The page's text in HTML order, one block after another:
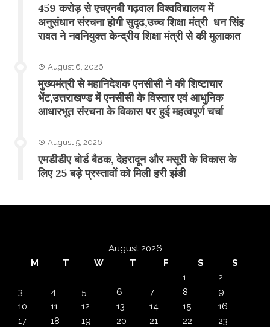
459 करोड़ से एचएनबी गढ़वाल विश्वविद्यालय में
अनुसंधान संरचना होगी सुदृढ,उच्च शिक्षा मंत्री धन सिंह
रावत ने नवनियुक्त केन्द्रीय शिक्षा मंत्री से की मुलाकात
August 6, 2026
मुख्यमंत्री से महानिदेशक एनसीसी ने की शिष्टाचार
भेंट,उत्तराखण्ड में एनसीसी के विस्तार एवं आधुनिक
आधारभूत संरचना के विकास पर हुई महत्वपूर्ण चर्चा
August 5, 2026
एमडीडीए बोर्ड बैठक, देहरादून और मसूरी के विकास के
लिए 25 बड़े प्रस्तावों को मिली हरी झंडी
August 2026
M
T W T F S
S
1
2
3
4 5 6 7 8
9
10
11 12 13 14 15
16
17
18 19 20 21 22
23